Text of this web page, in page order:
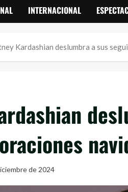
INTERNACIONAL
Kardashian deslumbra a sus
de 2024